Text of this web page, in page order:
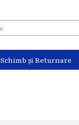
Schimb și Returnare